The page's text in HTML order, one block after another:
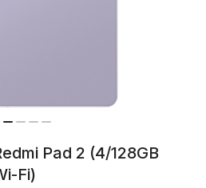
Pad 2 (4/128GB
Fi)